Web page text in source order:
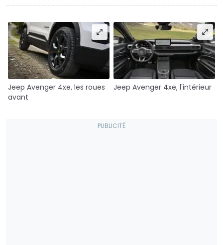
Jeep Avenger 4xe, les roues
avant
Jeep Avenger 4xe, l'intérieur